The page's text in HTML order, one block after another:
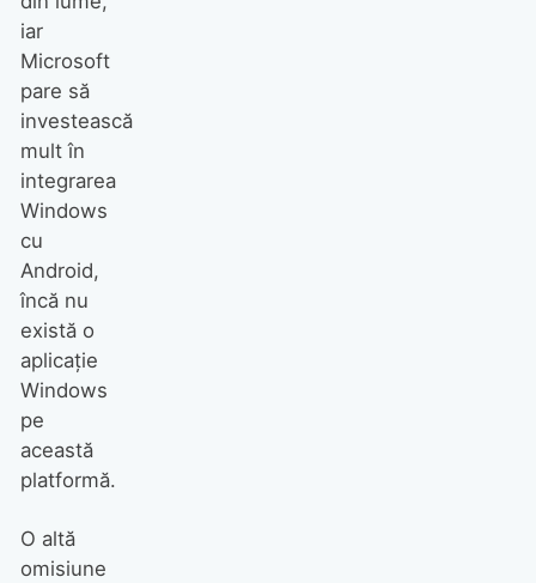
iar
Microsoft
pare să
investească
mult în
integrarea
Windows
cu
Android,
încă nu
există o
aplicație
Windows
pe
această
platformă.
O altă
omisiune